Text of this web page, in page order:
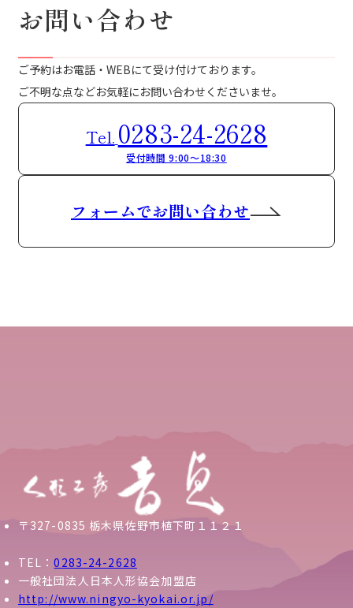
お問い合わせ
ご予約はお電話・WEBにて受け付けております。
ご不明な点などお気軽にお問い合わせくださいませ。
Tel. 0283-24-2628
受付時間 9:00～18:30
フォームでお問い合わせ
〒327-0835 栃木県佐野市植下町１１２１
TEL：0283-24-2628
一般社団法人日本人形協会加盟店
http://www.ningyo-kyokai.or.jp/